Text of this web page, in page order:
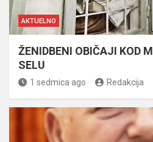
AKTUELNO
ŽENIDBENI OBIČAJI KOD
SELU
1 sedmica ago Redakcija